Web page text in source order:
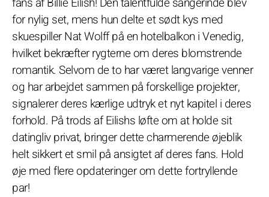
for nylig set, mens hun delte et sødt kys med
skuespiller Nat Wolff på en hotelbalkon i Venedig,
hvilket bekræfter rygterne om deres blomstrende
romantik. Selvom de to har været langvarige venner
og har arbejdet sammen på forskellige projekter,
signalerer deres kærlige udtryk et nyt kapitel i deres
forhold. På trods af Eilishs løfte om at holde sit
datingliv privat, bringer dette charmerende øjeblik
helt sikkert et smil på ansigtet af deres fans. Hold
øje med flere opdateringer om dette fortryllende
par!